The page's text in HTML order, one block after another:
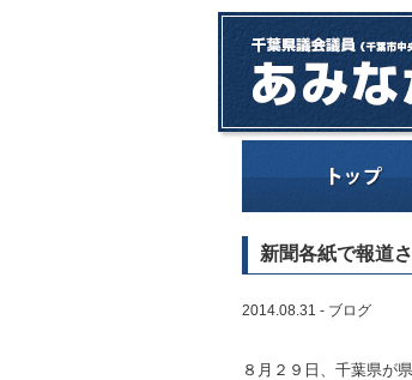
新聞各紙で報道
2014.08.31 - ブログ
８月２９日、千葉県が